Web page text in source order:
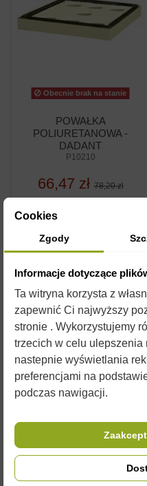
Obecnie brak na stanie
POWAŁKA
POLIURETANOWA -
DADANT
P10210
66,47 zł78,20 zł
Poliuretanowe
Daszki
Korpus 1/2
Korpus
Cookies
Zgody
Informacje dotyczące
Ta witryna korzysta z
zapewnić Ci najwyższy
stronie . Wykorzystujemy
trzecich w celu ulepszenia
nastepnie wyświetlania
preferencjami na
podczas nawigacji.